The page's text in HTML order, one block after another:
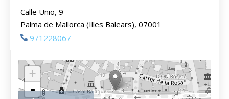
Calle Unio, 9
Palma de Mallorca (Illes Balears), 07001
971228067
+
-